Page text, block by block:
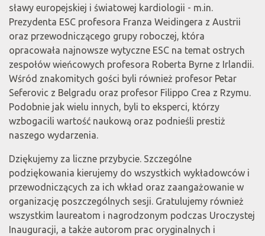
sławy europejskiej i światowej kardiologii - m.in.
Prezydenta ESC profesora Franza Weidingera z Austrii
oraz przewodniczącego grupy roboczej, która
opracowała najnowsze wytyczne ESC na temat ostrych
zespołów wieńcowych profesora Roberta Byrne z Irlandii.
Wśród znakomitych gości byli również profesor Petar
Seferovic z Belgradu oraz profesor Filippo Crea z Rzymu.
Podobnie jak wielu innych, byli to eksperci, którzy
wzbogacili wartość naukową oraz podnieśli prestiż
naszego wydarzenia.
Dziękujemy za liczne przybycie. Szczególne
podziękowania kierujemy do wszystkich wykładowców i
przewodniczących za ich wkład oraz zaangażowanie w
organizację poszczególnych sesji. Gratulujemy również
wszystkim laureatom i nagrodzonym podczas Uroczystej
Inauguracji, a także autorom prac oryginalnych i